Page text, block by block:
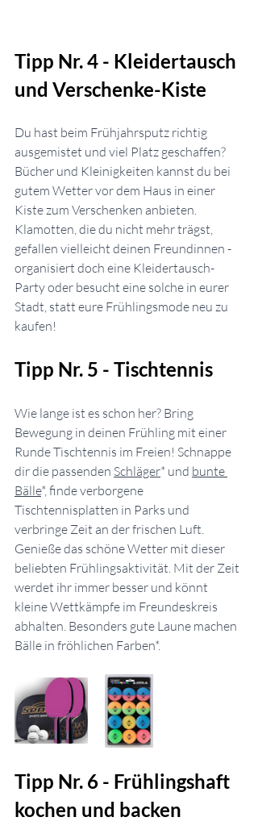
Tipp Nr. 4 - Kleidertausch
und Verschenke-Kiste
Du hast beim Frühjahrsputz richtig
ausgemistet und viel Platz geschaffen?
Bücher und Kleinigkeiten kannst du bei
gutem Wetter vor dem Haus in einer
Kiste zum Verschenken anbieten.
Klamotten, die du nicht mehr trägst,
gefallen vielleicht deinen Freundinnen -
organisiert doch eine Kleidertausch-
Party oder besucht eine solche in eurer
Stadt, statt eure Frühlingsmode neu zu
kaufen!
Tipp Nr. 5 - Tischtennis
Wie lange ist es schon her? Bring
Bewegung in deinen Frühling mit einer
Runde Tischtennis im Freien! Schnappe
dir die passenden Schläger* und bunte
Bälle*, finde verborgene
Tischtennisplatten in Parks und
verbringe Zeit an der frischen Luft.
Genieße das schöne Wetter mit dieser
beliebten Frühlingsaktivität. Mit der Zeit
werdet ihr immer besser und könnt
kleine Wettkämpfe im Freundeskreis
abhalten. Besonders gute Laune machen
Bälle in fröhlichen Farben*.
Tipp Nr. 6 - Frühlingshaft
kochen und backen